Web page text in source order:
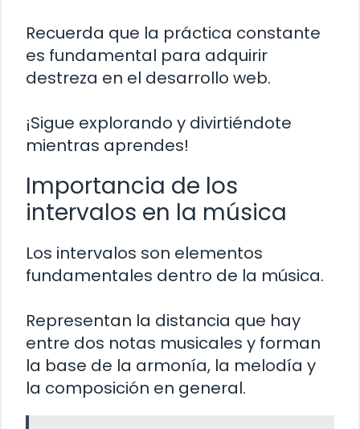
Recuerda que la práctica constante
es fundamental para adquirir
destreza en el desarrollo web.
¡Sigue explorando y divirtiéndote
mientras aprendes!
Importancia de los
intervalos en la música
Los intervalos son elementos
fundamentales dentro de la música.
Representan la distancia que hay
entre dos notas musicales y forman
la base de la armonía, la melodía y
la composición en general.